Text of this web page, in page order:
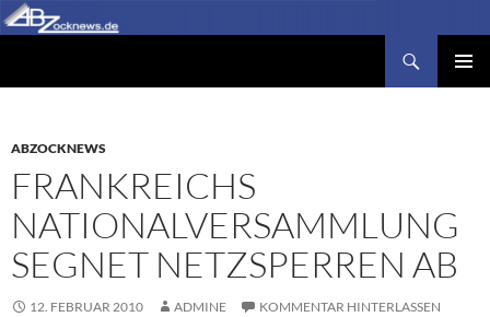
Zum
Inhalt
ABZOCKNEWS
FRANKREICHS
NATIONALVERSAMMLUNG
SEGNET NETZSPERREN AB
12. FEBRUAR 2010 ADMINE KOMMENTAR HINTERLASSEN